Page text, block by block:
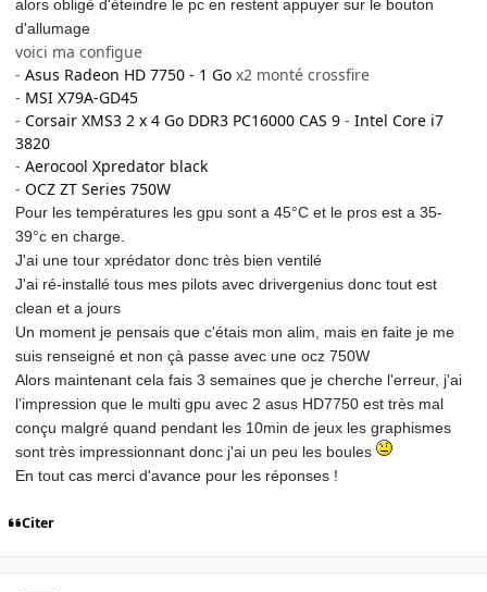
alors obligé d'éteindre le pc en restent appuyer sur le bouton
d'allumage
voici ma configue
- Asus Radeon HD 7750 - 1 Go x2 monté crossfire
- MSI X79A-GD45
- Corsair XMS3 2 x 4 Go DDR3 PC16000 CAS 9 - Intel Core i7
3820
- Aerocool Xpredator black
- OCZ ZT Series 750W
Pour les températures les gpu sont a 45°C et le pros est a 35-
39°c en charge.
J'ai une tour xprédator donc très bien ventilé
J'ai ré-installé tous mes pilots avec drivergenius donc tout est
clean et a jours
Un moment je pensais que c'étais mon alim, mais en faite je me
suis renseigné et non çà passe avec une ocz 750W
Alors maintenant cela fais 3 semaines que je cherche l'erreur, j'ai
l’impression que le multi gpu avec 2 asus HD7750 est très mal
conçu malgré quand pendant les 10min de jeux les graphismes
sont très impressionnant donc j'ai un peu les boules
En tout cas merci d'avance pour les réponses !
Citer